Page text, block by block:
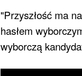
"Przy­szłość ma
ha­słem
wyborczą